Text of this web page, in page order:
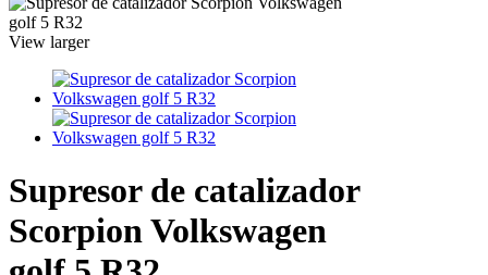
View larger
Supresor de catalizador
Scorpion Volkswagen